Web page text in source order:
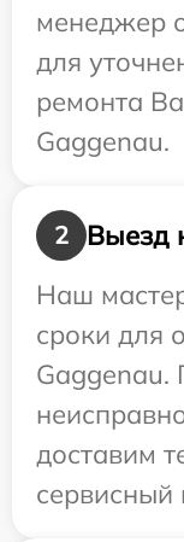
менеджер
для
ремонта
Gaggenau.
2
Выезд
Наш
сроки для
Gaggenau.
доставим
сервисный